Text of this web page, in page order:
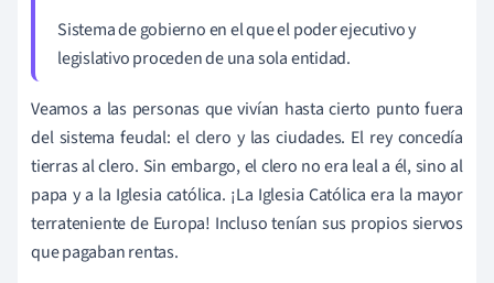
Sistema de gobierno en el que el poder ejecutivo y
legislativo proceden de una sola entidad.
Veamos a las personas que vivían hasta cierto punto fuera
del sistema feudal: el clero y las ciudades. El rey concedía
tierras al clero. Sin embargo, el clero no era leal a él, sino al
papa y a la Iglesia católica. ¡La Iglesia Católica era la mayor
terrateniente de Europa! Incluso tenían sus propios siervos
que pagaban rentas.